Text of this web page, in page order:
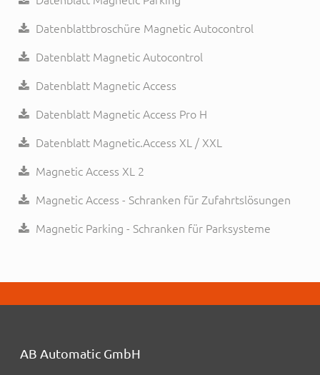
Datenblattbroschüre Magnetic Autocontrol
Datenblatt Magnetic Autocontrol
Datenblatt Magnetic Access
Datenblatt Magnetic Access Pro H
Datenblatt Magnetic.Access XL / XXL
Magnetic Access XL 2
Magnetic Access - Schranken für Zufahrtslösungen
Magnetic Parking - Schranken für Parksysteme
AB Automatic GmbH